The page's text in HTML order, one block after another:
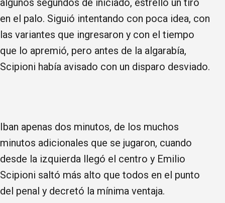
algunos segundos de iniciado, estrelló un tiro
en el palo. Siguió intentando con poca idea, con
las variantes que ingresaron y con el tiempo
que lo apremió, pero antes de la algarabía,
Scipioni había avisado con un disparo desviado.
Iban apenas dos minutos, de los muchos
minutos adicionales que se jugaron, cuando
desde la izquierda llegó el centro y Emilio
Scipioni saltó más alto que todos en el punto
del penal y decretó la mínima ventaja.